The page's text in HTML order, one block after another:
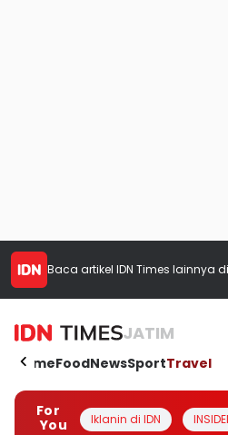
Baca artikel IDN Times lainnya di
JATIM
HomeFoodNewsSportTravel
For
You
Iklanin di IDN